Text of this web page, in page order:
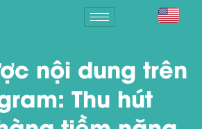
nội dung trên
Thu hút